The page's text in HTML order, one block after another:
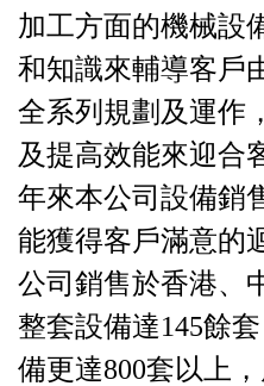
加工方面的機械設
和知識來輔導客戶
全系列規劃及運作
及提高效能來迎合
年來本公司設備銷
能獲得客戶滿意的
公司銷售於香港、
整套設備達145餘
備更達800套以上